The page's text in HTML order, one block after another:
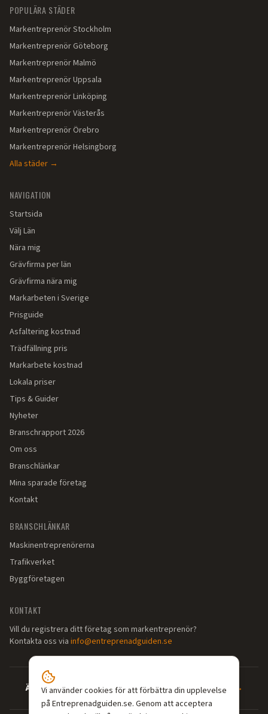
POPULÄRA STÄDER
MarkentreprenörStockholm
MarkentreprenörGöteborg
MarkentreprenörMalmö
MarkentreprenörUppsala
MarkentreprenörLinköping
MarkentreprenörVästerås
MarkentreprenörÖrebro
MarkentreprenörHelsingborg
Alla städer →
NAVIGATION
Startsida
Välj Län
Nära mig
Grävfirma per län
Grävfirma nära mig
Markarbeten i Sverige
Prisguide
Asfaltering kostnad
Trädfällning pris
Markarbete kostnad
Lokala priser
Tips & Guider
Nyheter
Branschrapport 2026
Om oss
Branschlänkar
Mina sparade företag
Kontakt
BRANSCHLÄNKAR
Maskinentreprenörerna
Trafikverket
Byggföretagen
KONTAKT
Vill du registrera ditt företag som markentreprenör?
Kontakta oss via info@entreprenadguiden.se
Är du markentreprenör?—Syns där dina kunder söker →
Vi använder cookies för att förbättra din upplevelse
på Entreprenadguiden.se. Genom att acceptera